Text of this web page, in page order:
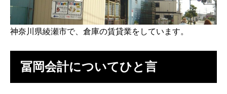
神奈川県綾瀬市で、倉庫の賃貸業をしています。
冨岡会計についてひと言